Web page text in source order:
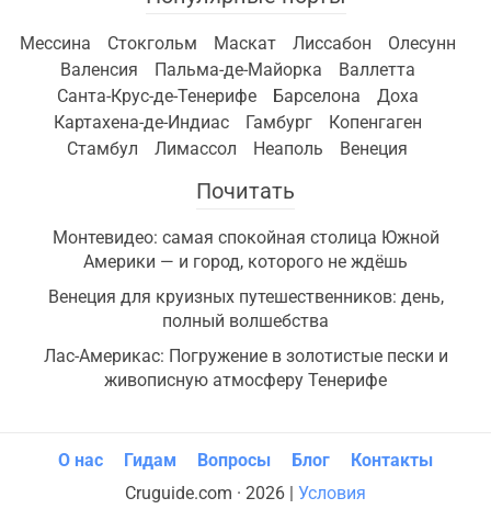
Мессина Стокгольм Маскат Лиссабон
Олесунн
Валенсия
Пальма-де-Майорка
Валлетта
Санта-Крус-де-Тенерифе
Барселона
Доха
Картахена-де-Индиас
Гамбург
Копенгаген
Стамбул
Лимассол Неаполь Венеция
Почитать
Монтевидео: самая спокойная столица Южной
Америки — и город, которого не ждёшь
Венеция для круизных путешественников: день,
полный волшебства
Лас-Америкас: Погружение в золотистые пески и
живописную атмосферу Тенерифе
Cruguide.com · 2026 | Условия
О нас Гидам Вопросы Блог Контакты